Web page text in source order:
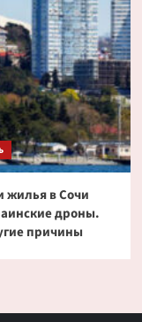
жилья в Сочи
дроны.
причины